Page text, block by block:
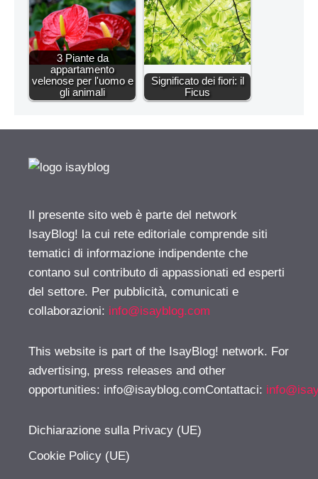
3 Piante da
appartamento
velenose per l'uomo e
gli animali
Significato dei fiori: il
Ficus
Il presente sito web è parte del network
IsayBlog! la cui rete editoriale comprende siti
tematici di informazione indipendente che
contano sul contributo di appassionati ed esperti
del settore. Per pubblicità, comunicati e
collaborazioni: info@isayblog.com
This website is part of the IsayBlog! network. For
advertising, press releases and other
opportunities: info@isayblog.comContattaci:
Dichiarazione sulla Privacy (UE)
Cookie Policy (UE)